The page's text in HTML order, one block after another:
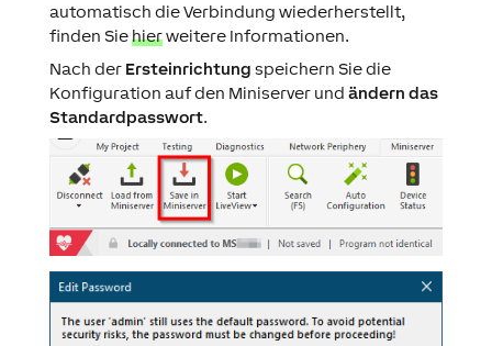
automatisch die Verbindung wiederherstellt,
finden Siehierweitere Informationen.
Nach der Ersteinrichtung speichern Sie die
Konfiguration auf den Miniserver und ändern das
Standardpasswort.